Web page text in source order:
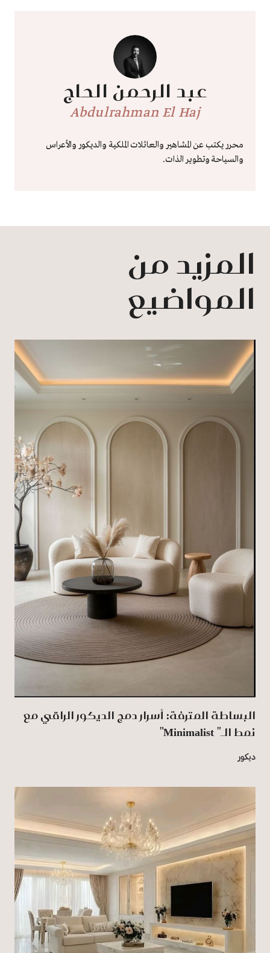
عبد الرحمن الحاج
Abdulrahman El Haj
محرر يكتب عن المشاهير والعائلات الملكية والديكور والأعراس
والسياحة وتطوير الذات.
المزيد من
المواضيع
البساطة المترفة: أسرار دمج الديكور الراقي مع
نمط الـ" Minimalist"
ديكور